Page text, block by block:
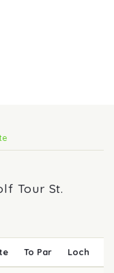
Tour St.
To Par Loch